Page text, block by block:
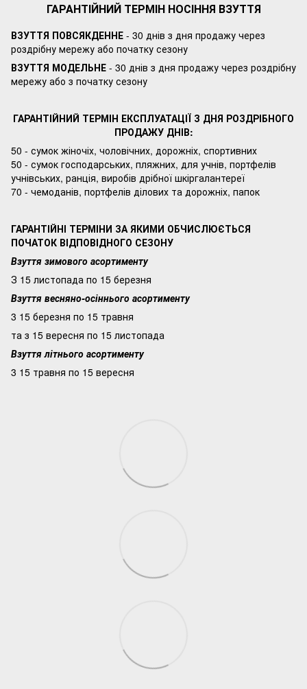
ГАРАНТІЙНИЙ ТЕРМІН НОСІННЯ ВЗУТТЯ
ВЗУТТЯ ПОВСЯКДЕННЕ - 30 днів з дня продажу через
роздрібну мережу або початку сезону
ВЗУТТЯ МОДЕЛЬНЕ - 30 днів з дня продажу через роздрібну
мережу або з початку сезону
ГАРАНТІЙНИЙ ТЕРМІН ЕКСПЛУАТАЦІЇ З ДНЯ РОЗДРІБНОГО
ПРОДАЖУ ДНІВ:
50 - сумок жіночіх, чоловічних, дорожніх, спортивних
50 - сумок господарських, пляжних, для учнів, портфелів
учнівських, ранція, виробів дрібної шкіргалантереї
70 - чемоданів, портфелів ділових та дорожніх, папок
ГАРАНТІЙНІ ТЕРМІНИ ЗА ЯКИМИ ОБЧИСЛЮЄТЬСЯ
ПОЧАТОК ВІДПОВІДНОГО СЕЗОНУ
Взуття зимового асортименту
З 15 листопада по 15 березня
Взуття весняно-осіннього асортименту
3 15 березня по 15 травня
та з 15 вересня по 15 листопада
Взуття літнього асортименту
3 15 травня по 15 вересня